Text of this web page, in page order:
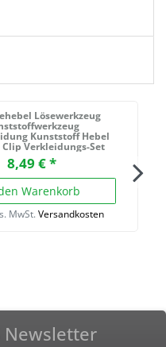
Lösewerkzeug
Kunststoff Hebel
Clip Verkleidungs-Set
8,49 € *
Warenkorb
MwSt. Versandkosten
Newsletter